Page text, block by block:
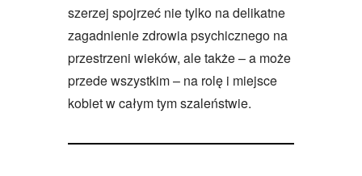
szerzej spojrzeć nie tylko na delikatne
zagadnienie zdrowia psychicznego na
przestrzeni wieków, ale także – a może
przede wszystkim – na rolę i miejsce
kobiet w całym tym szaleństwie.